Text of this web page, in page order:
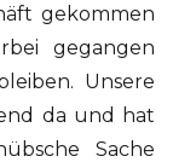
gekommen
gegangen
Unsere
da und hat
Sache